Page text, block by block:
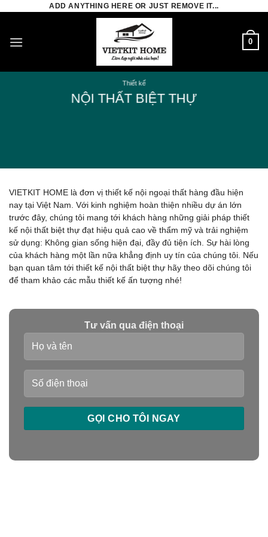
content
ADD ANYTHING HERE OR JUST REMOVE IT...
0
Thiết kế
NỘI THẤT BIỆT THỰ
VIETKIT HOME là đơn vị thiết kế nội ngoại thất hàng đầu hiện
nay tại Việt Nam. Với kinh nghiệm hoàn thiện nhiều dự án lớn
trước đây, chúng tôi mang tới khách hàng những giải pháp thiết
kế nội thất biệt thự đạt hiệu quả cao về thẩm mỹ và trải nghiệm
sử dụng: Không gian sống hiện đại, đầy đủ tiện ích. Sự hài lòng
của khách hàng một lần nữa khẳng định uy tín của chúng tôi. Nếu
bạn quan tâm tới thiết kế nội thất biệt thự hãy theo dõi chúng tôi
để tham khảo các mẫu thiết kế ấn tượng nhé!
Tư vấn qua điện thoại